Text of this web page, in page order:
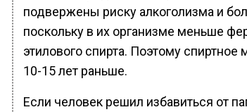
подвержены риску алкоголизма и
поскольку в их организме меньше
этилового спирта. Поэтому
10-15 лет раньше.
Если человек решил избавиться от